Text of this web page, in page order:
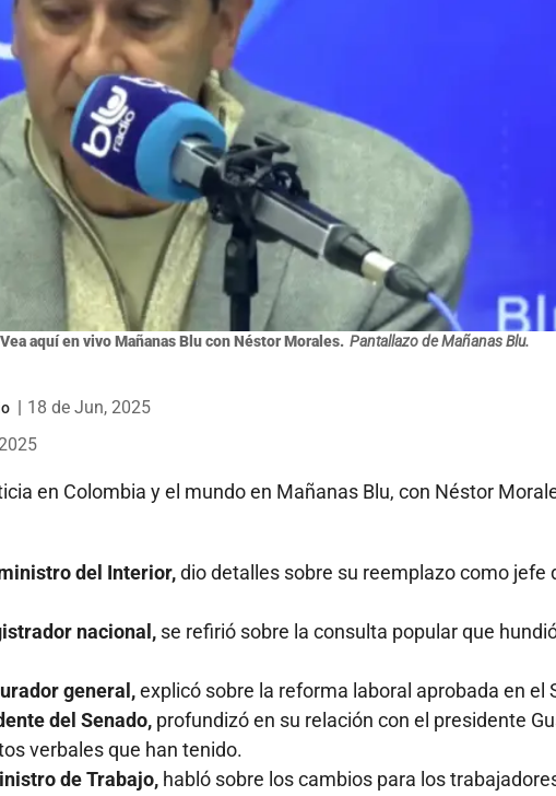
Vea aquí en vivo Mañanas Blu con Néstor Morales. Pantallazo de Mañanas Blu.
18 de Jun, 2025
en Colombia y el mundo en Mañanas Blu, con Néstor
del Interior,dio detalles sobre su reemplazo como jefe
nacional, se refirió sobre la consulta popular que
general,explicó sobre la reforma laboral aprobada en el
del Senado, profundizó en su relación con el presidente
verbales que han tenido.
de Trabajo, habló sobre los cambios para los